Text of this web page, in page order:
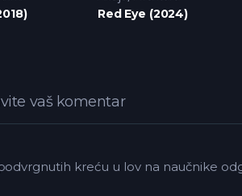
Red Eye (2024)
vaš komentar
kreću u lov na naučnike